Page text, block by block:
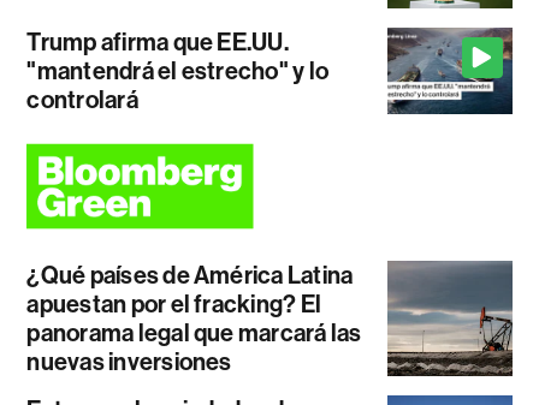
Trump afirma que EE.UU.
"mantendrá el estrecho" y lo
controlará
¿Qué países de América Latina
apuestan por el fracking? El
panorama legal que marcará las
nuevas inversiones